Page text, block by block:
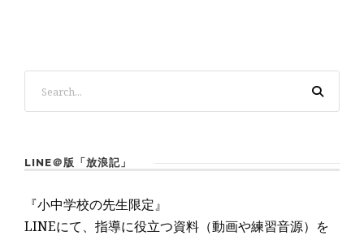
LINE＠版「放浪記」
『小中学校の先生限定』
LINEにて、指導に役立つ資料（動画や練習音源）を